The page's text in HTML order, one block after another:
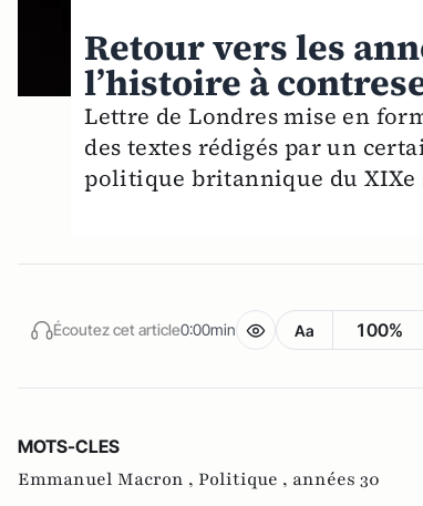
Retour vers les
l’histoire à
Lettre de Londres mise en
des textes rédigés par un
politique britannique du XIXe
Écoutez cet article0:00min Aa 100%
MOTS-CLES
Emmanuel Macron , Politique , années 30